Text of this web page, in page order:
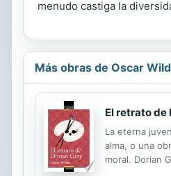
menudo castiga la
Más obras de Oscar
El retrato de
La eterna
alma, o una
moral. Dorian